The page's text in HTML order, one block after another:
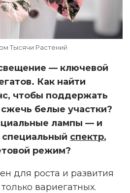
Тысячи Растений
— ключевой
Как найти
чтобы поддержать
белые участки?
лампы — и
спектр,
режим?
для роста и развития
вариегатных.